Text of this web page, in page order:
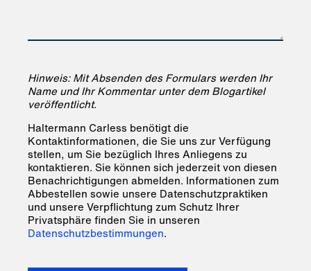
Hinweis: Mit Absenden des Formulars werden Ihr
Name und Ihr Kommentar unter dem Blogartikel
veröffentlicht.
Haltermann Carless benötigt die
Kontaktinformationen, die Sie uns zur Verfügung
stellen, um Sie bezüglich Ihres Anliegens zu
kontaktieren. Sie können sich jederzeit von diesen
Benachrichtigungen abmelden. Informationen zum
Abbestellen sowie unsere Datenschutzpraktiken
und unsere Verpflichtung zum Schutz Ihrer
Privatsphäre finden Sie in unseren
Datenschutzbestimmungen.